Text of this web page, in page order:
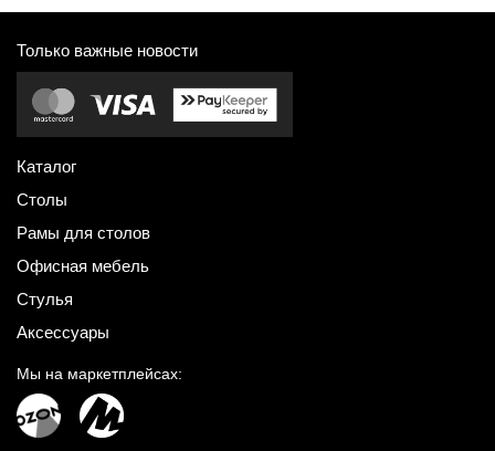
Только важные новости
Каталог
Столы
Рамы для столов
Офисная мебель
Стулья
Аксессуары
Мы на маркетплейсах: